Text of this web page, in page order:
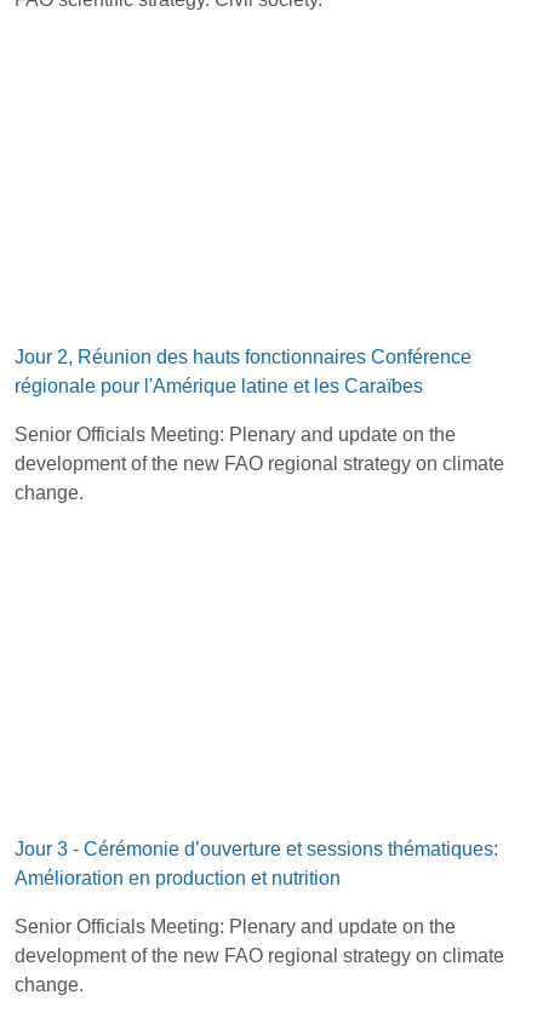
Jour 2, Réunion des hauts fonctionnaires Conférence
régionale pour l'Amérique latine et les Caraïbes
Senior Officials Meeting: Plenary and update on the
development of the new FAO regional strategy on climate
change.
Jour 3 - Cérémonie d’ouverture et sessions thématiques:
Amélioration en production et nutrition
Senior Officials Meeting: Plenary and update on the
development of the new FAO regional strategy on climate
change.